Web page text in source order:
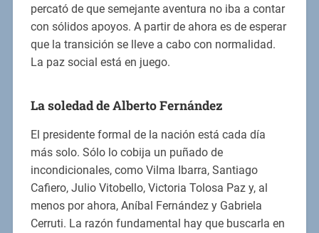
percató de que semejante aventura no iba a contar
con sólidos apoyos. A partir de ahora es de esperar
que la transición se lleve a cabo con normalidad.
La paz social está en juego.
La soledad de Alberto Fernández
El presidente formal de la nación está cada día
más solo. Sólo lo cobija un puñado de
incondicionales, como Vilma Ibarra, Santiago
Cafiero, Julio Vitobello, Victoria Tolosa Paz y, al
menos por ahora, Aníbal Fernández y Gabriela
Cerruti. La razón fundamental hay que buscarla en